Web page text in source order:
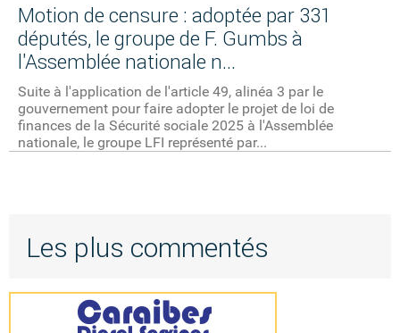
Motion de censure : adoptée par 331
députés, le groupe de F. Gumbs à
l'Assemblée nationale n...
Suite à l'application de l'article 49, alinéa 3 par le
gouvernement pour faire adopter le projet de loi de
finances de la Sécurité sociale 2025 à l'Assemblée
nationale, le groupe LFI représenté par...
Les plus commentés